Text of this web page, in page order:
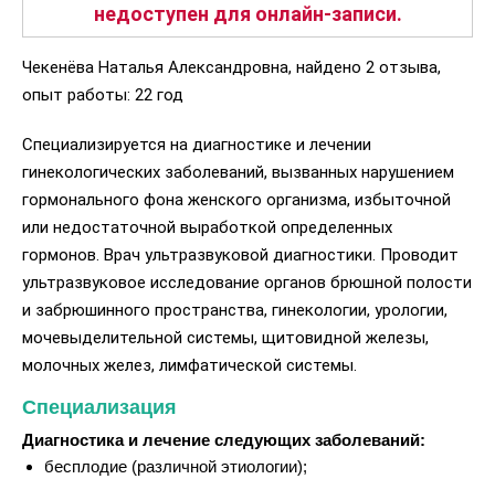
недоступен для онлайн-записи.
Чекенёва Наталья Александровна, найдено 2 отзыва,
опыт работы: 22 год
Специализируется на диагностике и лечении
гинекологических заболеваний, вызванных нарушением
гормонального фона женского организма, избыточной
или недостаточной выработкой определенных
гормонов. Врач ультразвуковой диагностики. Проводит
ультразвуковое исследование органов брюшной полости
и забрюшинного пространства, гинекологии, урологии,
мочевыделительной системы, щитовидной железы,
молочных желез, лимфатической системы.
Специализация
Диагностика и лечение следующих заболеваний:
бесплодие (различной этиологии);